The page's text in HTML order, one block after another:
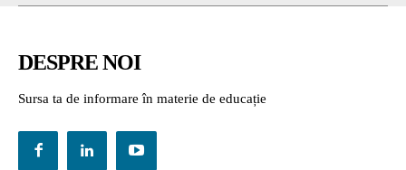
DESPRE NOI
Sursa ta de informare în materie de educație